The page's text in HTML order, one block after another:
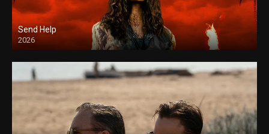
Send Help
2026